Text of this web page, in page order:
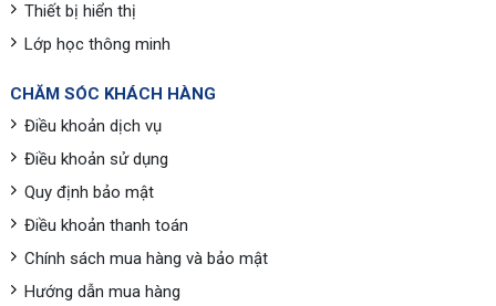
Thiết bị hiển thị
Lớp học thông minh
CHĂM SÓC KHÁCH HÀNG
Điều khoản dịch vụ
Điều khoản sử dụng
Quy định bảo mật
Điều khoản thanh toán
Chính sách mua hàng và bảo mật
Hướng dẫn mua hàng